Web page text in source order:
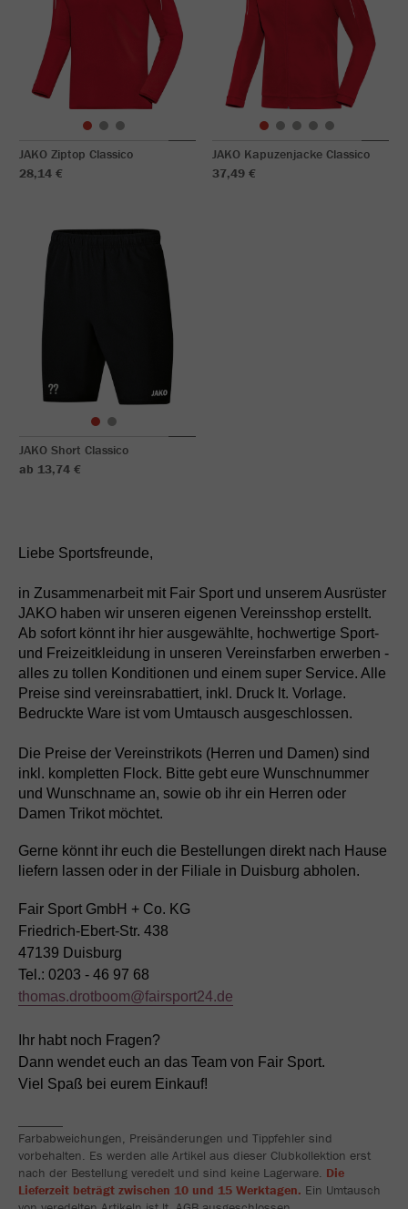
JAKO Ziptop Classico
28,14 €
JAKO Kapuzenjacke Classico
37,49 €
JAKO Short Classico
ab 13,74 €
Liebe Sportsfreunde,
in Zusammenarbeit mit Fair Sport und unserem Ausrüster
JAKO haben wir unseren eigenen Vereinsshop erstellt.
Ab sofort könnt ihr hier ausgewählte, hochwertige Sport-
und Freizeitkleidung in unseren Vereinsfarben erwerben -
alles zu tollen Konditionen und einem super Service. Alle
Preise sind vereinsrabattiert, inkl. Druck lt. Vorlage.
Bedruckte Ware ist vom Umtausch ausgeschlossen.
Die Preise der Vereinstrikots (Herren und Damen) sind
inkl. kompletten Flock. Bitte gebt eure Wunschnummer
und Wunschname an, sowie ob ihr ein Herren oder
Damen Trikot möchtet.
Gerne könnt ihr euch die Bestellungen direkt nach Hause
liefern lassen oder in der Filiale in Duisburg abholen.
Fair Sport GmbH + Co. KG
Friedrich-Ebert-Str. 438
47139 Duisburg
Tel.: 0203 - 46 97 68
thomas.drotboom@fairsport24.de
Ihr habt noch Fragen?
Dann wendet euch an das Team von Fair Sport.
Viel Spaß bei eurem Einkauf!
Farbabweichungen, Preisänderungen und Tippfehler sind
vorbehalten. Es werden alle Artikel aus dieser Clubkollektion erst
nach der Bestellung veredelt und sind keine Lagerware. Die
Lieferzeit beträgt zwischen 10 und 15 Werktagen. Ein Umtausch